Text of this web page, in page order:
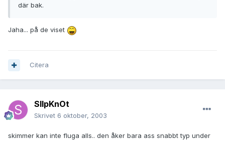
där bak.
Jaha... på de viset
Citera
SlIpKnOt
Skrivet 6 oktober, 2003
skimmer kan inte fluga alls.. den åker bara ass snabbt typ under